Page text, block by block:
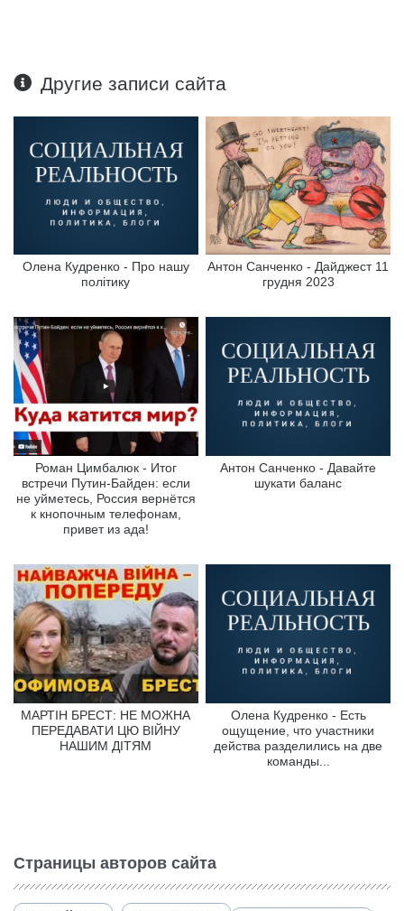
Другие записи сайта
Олена Кудренко - Про нашу
політику
Антон Санченко - Дайджест 11
грудня 2023
Роман Цимбалюк - Итог
встречи Путин-Байден: если
не уйметесь, Россия вернётся
к кнопочным телефонам,
привет из ада!
Антон Санченко - Давайте
шукати баланс
МАРТІН БРЕСТ: НЕ МОЖНА
ПЕРЕДАВАТИ ЦЮ ВІЙНУ
НАШИМ ДІТЯМ
Олена Кудренко - Есть
ощущение, что участники
действа разделились на две
команды...
Страницы авторов сайта